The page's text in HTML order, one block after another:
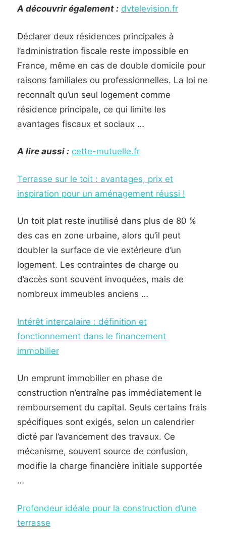
A découvrir également : dvtelevision.fr
Déclarer deux résidences principales à
l’administration fiscale reste impossible en
France, même en cas de double domicile pour
raisons familiales ou professionnelles. La loi ne
reconnaît qu’un seul logement comme
résidence principale, ce qui limite les
avantages fiscaux et sociaux …
A lire aussi : cette-mutuelle.fr
Terrasse sur le toit : avantages, prix et
inspiration pour un aménagement réussi !
Un toit plat reste inutilisé dans plus de 80 %
des cas en zone urbaine, alors qu’il peut
doubler la surface de vie extérieure d’un
logement. Les contraintes de charge ou
d’accès sont souvent invoquées, mais de
nombreux immeubles anciens …
Intérêt intercalaire : définition et
fonctionnement dans le financement
immobilier
Un emprunt immobilier en phase de
construction n’entraîne pas immédiatement le
remboursement du capital. Seuls certains frais
spécifiques sont exigés, selon un calendrier
dicté par l’avancement des travaux. Ce
mécanisme, souvent source de confusion,
modifie la charge financière initiale supportée
…
Profondeur idéale pour la construction d’une
terrasse